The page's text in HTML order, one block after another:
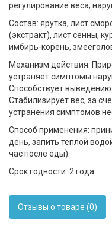
регулирование веса,
Состав: ярутка, лист
(экстракт), лист сенны,
имбирь-корень,
Механизм действия:
устраняет симптомы
Способствует
Стабилизирует вес, за
устранения симптомов
Способ применения:
день, запить теплой
час после еды).
Срок годности: 2 года
Отзывы о товаре (0)